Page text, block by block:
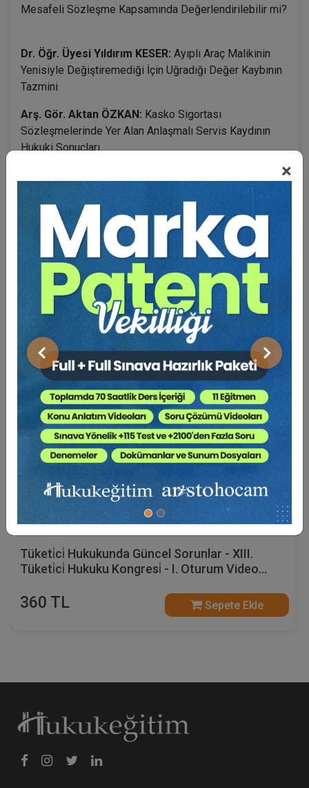
×
Önceki Sonraki
Mesafeli Sözleşme Kapsamında Değerlendirilebilir mi?
Dr. Öğr. Üyesi Yıldırım KESER: Ayıplı Araç Malikinin
Yenisiyle Değiştiremediği İçin Uğradığı Değer Kaybının
Tazmini
Arş. Gör. Aktan ÖZKAN: Kasko Sigortası
Sözleşmelerinde Yer Alan Anlaşmalı Servis Kaydının
Hukuki Sonuçları
BENZER VIDEO EĞITIMLER
Video Eğitim Abonesi Ol: Sadece 5490 TL / Yıllık
Tüketici Hukuku Enstitüsü
Tüketi̇ci̇ Hukukunda Güncel Sorunlar - XIII.
Tüketi̇ci̇ Hukuku Kongresi̇ - I. Oturum Video
360 TL Sepete Ekle